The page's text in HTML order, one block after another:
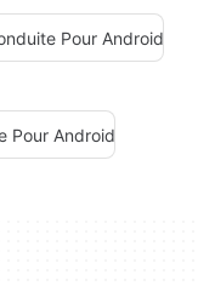
Pour Android
Pour Android